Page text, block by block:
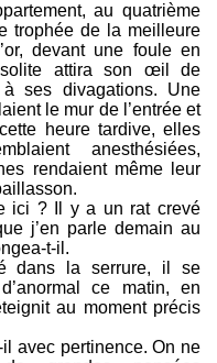
au quatrième
trophée de la meilleure
devant une foule en
attira son œil de
ses divagations. Une
le mur de l’entrée et
heure tardive, elles
anesthésiées,
rendaient même leur
ici ? Il y a un rat crevé
j’en parle demain au
t-il.
dans la serrure, il se
ce matin, en
au moment précis
avec pertinence. On ne